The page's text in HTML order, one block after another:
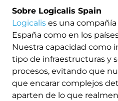
Sobre Logicalis Spain
Logicalis es una
España como en los
Nuestra capacidad como
tipo de infraestructuras y
procesos, evitando que
que encarar complejos
aparten de lo que